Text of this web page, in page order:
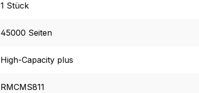
1 Stück
45000 Seiten
High-Capacity plus
RMCMS811